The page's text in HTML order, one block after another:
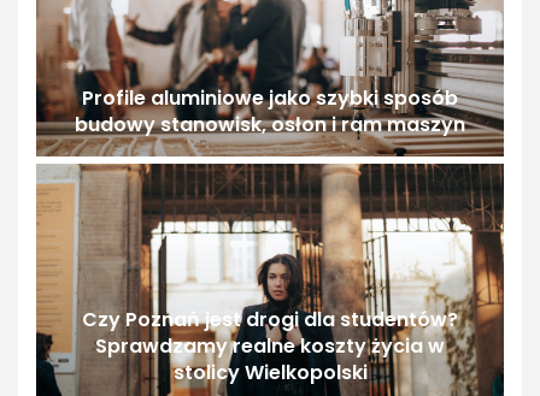
Profile aluminiowe jako szybki sposób
budowy stanowisk, osłon i ram maszyn
Czy Poznań jest drogi dla studentów?
Sprawdzamy realne koszty życia w
stolicy Wielkopolski